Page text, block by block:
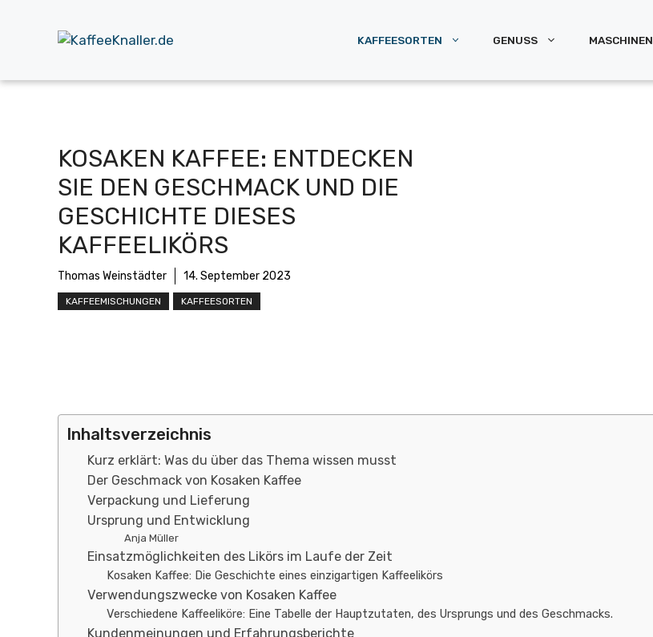
KAFFEESORTEN GENUSS MASCHINEN
KOSAKEN KAFFEE: ENTDECKEN
SIE DEN GESCHMACK UND DIE
GESCHICHTE DIESES
KAFFEELIKÖRS
Thomas Weinstädter 14. September 2023
KAFFEEMISCHUNGEN KAFFEESORTEN
Inhaltsverzeichnis
Kurz erklärt: Was du über das Thema wissen musst
Der Geschmack von Kosaken Kaffee
Verpackung und Lieferung
Ursprung und Entwicklung
Anja Müller
Einsatzmöglichkeiten des Likörs im Laufe der Zeit
Kosaken Kaffee: Die Geschichte eines einzigartigen Kaffeelikörs
Verwendungszwecke von Kosaken Kaffee
Verschiedene Kaffeeliköre: Eine Tabelle der Hauptzutaten, des Ursprungs und des Geschmacks.
Kundenmeinungen und Erfahrungsberichte